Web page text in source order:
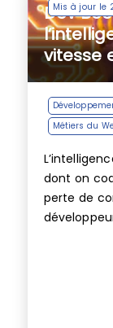
Mis à jour le
Dev
vitesse
Métiers du
dont on
perte de